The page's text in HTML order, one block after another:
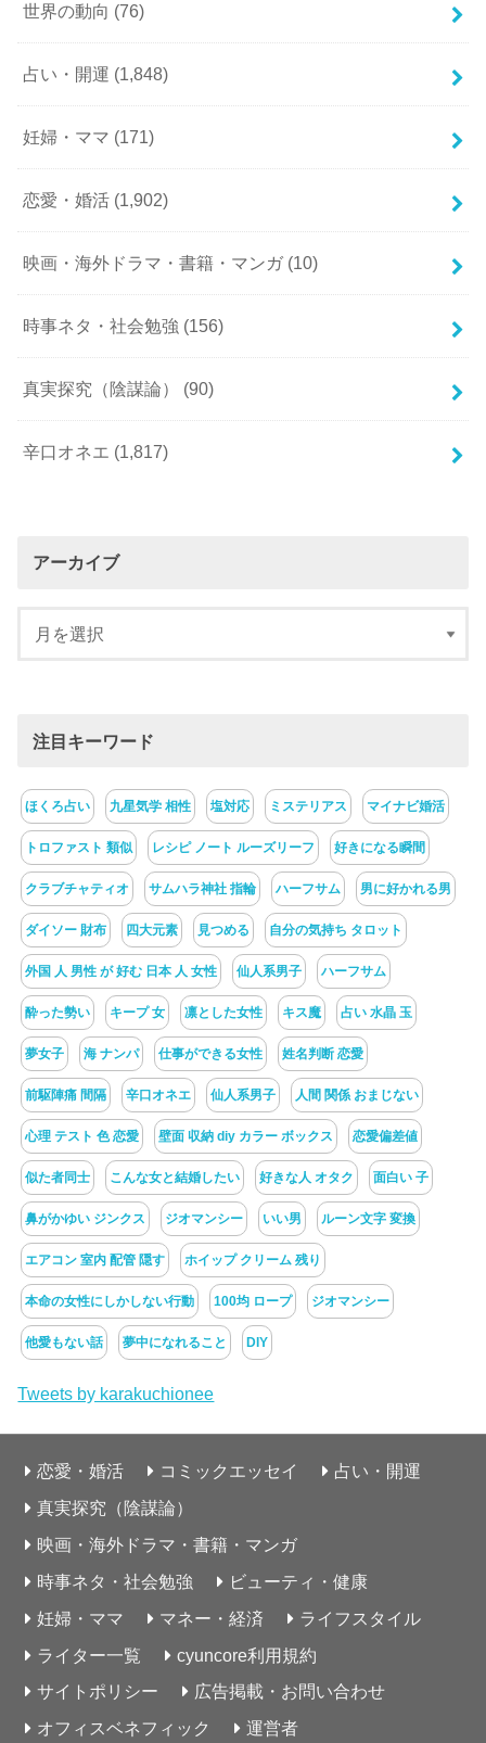
世界の動向 (76)
占い・開運 (1,848)
妊婦・ママ (171)
恋愛・婚活 (1,902)
映画・海外ドラマ・書籍・マンガ (10)
時事ネタ・社会勉強 (156)
真実探究（陰謀論） (90)
辛口オネエ (1,817)
アーカイブ
注目キーワード
ほくろ占い 九星気学 相性 塩対応 ミステリアス マイナビ婚活
トロファスト 類似 レシピ ノート ルーズリーフ 好きになる瞬間
クラブチャティオ サムハラ神社 指輪 ハーフサム 男に好かれる男
ダイソー 財布 四大元素 見つめる 自分の気持ち タロット
外国 人 男性 が 好む 日本 人 女性 仙人系男子 ハーフサム
酔った勢い キープ 女 凛とした女性 キス魔 占い 水晶 玉
夢女子 海 ナンパ 仕事ができる女性 姓名判断 恋愛
前駆陣痛 間隔 辛口オネエ 仙人系男子 人間 関係 おまじない
心理 テスト 色 恋愛 壁面 収納 diy カラー ボックス 恋愛偏差値
似た者同士 こんな女と結婚したい 好きな人 オタク 面白い 子
鼻がかゆい ジンクス ジオマンシー いい男 ルーン文字 変換
エアコン 室内 配管 隠す ホイップ クリーム 残り
本命の女性にしかしない行動 100均 ロープ ジオマンシー
他愛もない話 夢中になれること DIY
Tweets by karakuchionee
恋愛・婚活 コミックエッセイ
占い・開運
真実探究（陰謀論）
映画・海外ドラマ・書籍・マンガ
時事ネタ・社会勉強
ビューティ・健康
妊婦・ママ
マネー・経済
ライフスタイル
ライター一覧
cyuncore利用規約
サイトポリシー
広告掲載・お問い合わせ
オフィスベネフィック
運営者